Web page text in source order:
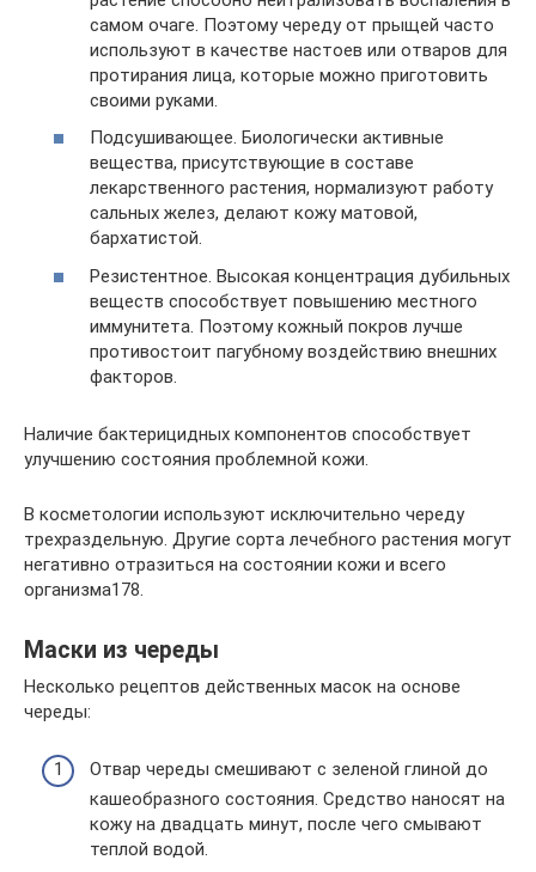
самом очаге. Поэтому череду от прыщей часто
используют в качестве настоев или отваров для
протирания лица, которые можно приготовить
своими руками.
Подсушивающее. Биологически активные
вещества, присутствующие в составе
лекарственного растения, нормализуют работу
сальных желез, делают кожу матовой,
бархатистой.
Резистентное. Высокая концентрация дубильных
веществ способствует повышению местного
иммунитета. Поэтому кожный покров лучше
противостоит пагубному воздействию внешних
факторов.
Наличие бактерицидных компонентов способствует
улучшению состояния проблемной кожи.
В косметологии используют исключительно череду
трехраздельную. Другие сорта лечебного растения могут
негативно отразиться на состоянии кожи и всего
организма178.
Маски из череды
Несколько рецептов действенных масок на основе
череды:
Отвар череды смешивают с зеленой глиной до
кашеобразного состояния. Средство наносят на
кожу на двадцать минут, после чего смывают
теплой водой.